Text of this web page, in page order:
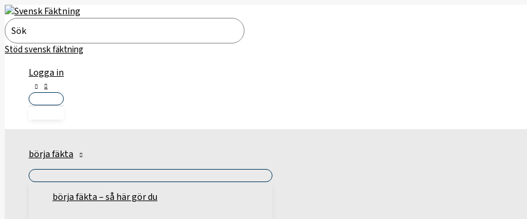
Hoppa
till
innehåll
Search
for:
Stöd svensk fäktning
Logga in
börja fäkta
börja fäkta – så här gör du